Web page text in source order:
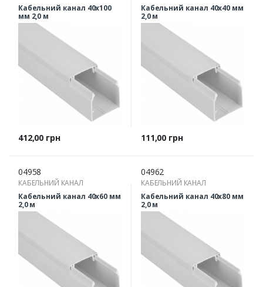
Кабельний канал 40х100
мм 2,0 м
Ціна
412,00 грн
Кабельний канал 40х40 мм
2,0 м
Ціна
111,00 грн
04958
КАБЕЛЬНИЙ КАНАЛ
Кабельний канал 40х60 мм
2,0 м
04962
КАБЕЛЬНИЙ КАНАЛ
Кабельний канал 40х80 мм
2,0 м